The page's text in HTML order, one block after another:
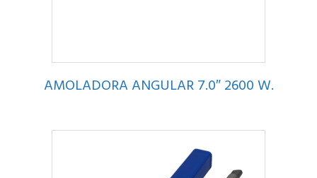
AMOLADORA ANGULAR 7.0″ 2600 W.